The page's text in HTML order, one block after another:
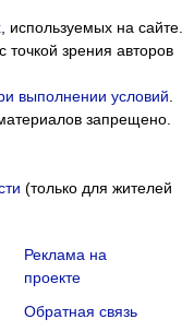
, используемых на сайте.
точкой зрения авторов
выполнении условий.
запрещено.
(только для жителей
Реклама на
проекте
Обратная связь